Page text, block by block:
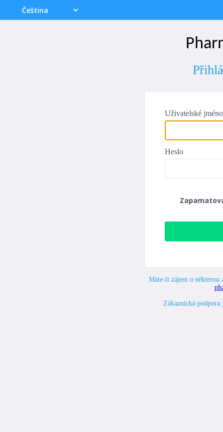
Uživatelské jméno
Heslo
Máte-li zájem o některou
Zákaznická podpora